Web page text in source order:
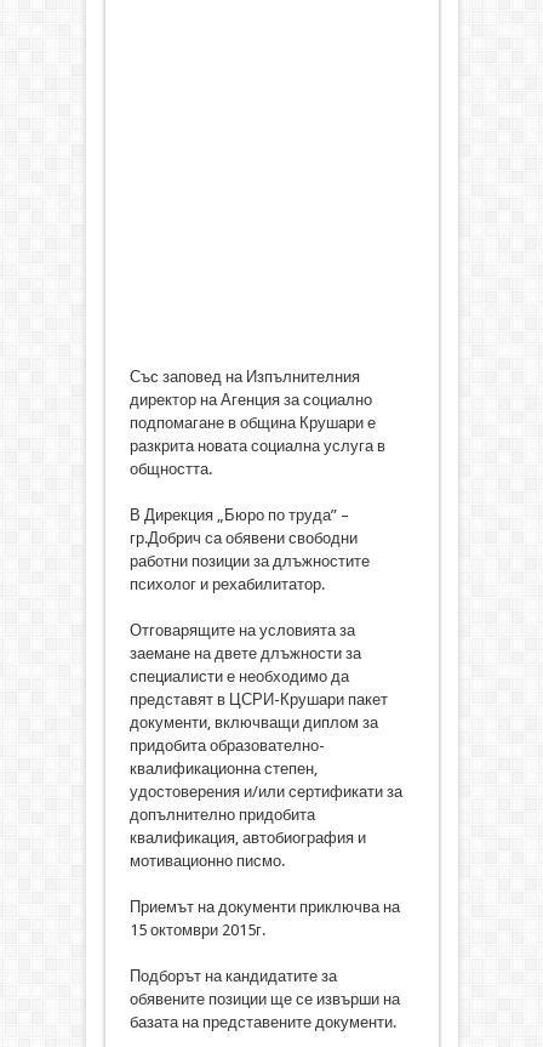
Със заповед на Изпълнителния
директор на Агенция за социално
подпомагане в община Крушари е
разкрита новата социална услуга в
общността.
В Дирекция „Бюро по труда” –
гр.Добрич са обявени свободни
работни позиции за длъжностите
психолог и рехабилитатор.
Отговарящите на условията за
заемане на двете длъжности за
специалисти е необходимо да
представят в ЦСРИ-Крушари пакет
документи, включващи диплом за
придобита образователно-
квалификационна степен,
удостоверения и/или сертификати за
допълнително придобита
квалификация, автобиография и
мотивационно писмо.
Приемът на документи приключва на
15 октомври 2015г.
Подборът на кандидатите за
обявените позиции ще се извърши на
базата на представените документи.